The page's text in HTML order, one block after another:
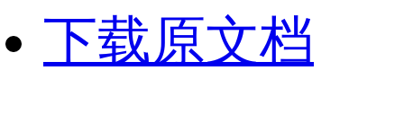
下载原文档